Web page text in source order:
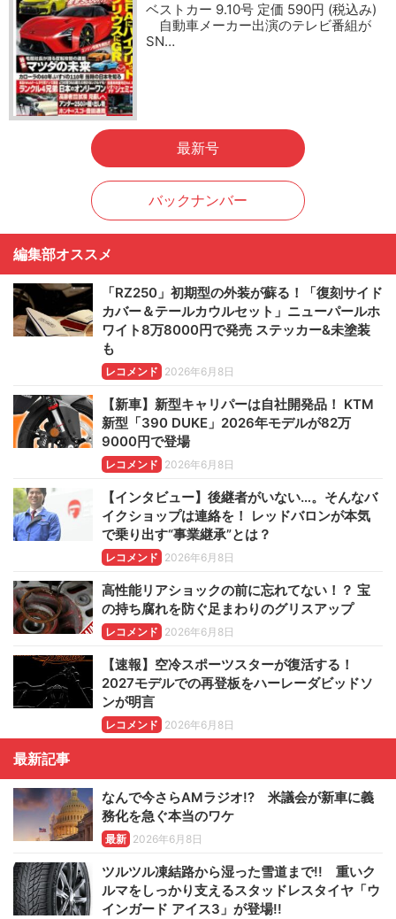
ベストカー 9.10号 定価 590円 (税込み)
自動車メーカー出演のテレビ番組が
SN…
最新号
バックナンバー
編集部オススメ
「RZ250」初期型の外装が蘇る！「復刻サイド
カバー＆テールカウルセット」ニューパールホ
ワイト8万8000円で発売 ステッカー&未塗装
も
レコメンド 2026年6月8日
【新車】新型キャリパーは自社開発品！ KTM
新型「390 DUKE」2026年モデルが82万
9000円で登場
レコメンド 2026年6月8日
【インタビュー】後継者がいない…。そんなバ
イクショップは連絡を！ レッドバロンが本気
で乗り出す“事業継承”とは？
レコメンド 2026年6月8日
高性能リアショックの前に忘れてない！？ 宝
の持ち腐れを防ぐ足まわりのグリスアップ
レコメンド 2026年6月8日
【速報】空冷スポーツスターが復活する！
2027モデルでの再登板をハーレーダビッドソ
ンが明言
レコメンド 2026年6月8日
最新記事
なんで今さらAMラジオ!? 米議会が新車に義
務化を急ぐ本当のワケ
最新 2026年6月8日
ツルツル凍結路から湿った雪道まで!! 重いク
ルマをしっかり支えるスタッドレスタイヤ「ウ
インガード アイス3」が登場!!